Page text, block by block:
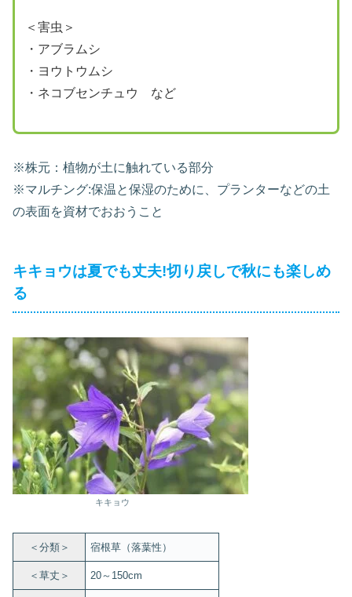
＜害虫＞
・アブラムシ
・ヨウトウムシ
・ネコブセンチュウ など
※株元：植物が土に触れている部分
※マルチング:保温と保湿のために、プランターなどの土
の表面を資材でおおうこと
キキョウは夏でも丈夫!切り戻しで秋にも楽しめ
る
キキョウ
＜分類＞ 宿根草（落葉性）
＜草丈＞ 20～150cm